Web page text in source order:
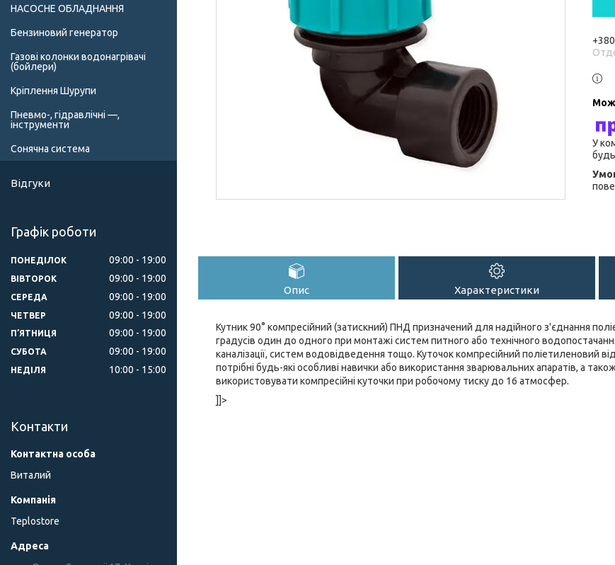
У
Опис Характеристики
Кутник 90° компресійний (затискний) ПНД призначений для надійного з'єднання
градусів один до одного при монтажі систем питного або технічного
каналізації, систем водовідведення тощо. Куточок компресійний поліетиленовий
потрібні будь-які особливі навички або використання зварювальних апаратів, а
використовувати компресійні куточки при робочому тиску до 16 атмосфер.
]]>
НАСОСНЕ ОБЛАДНАННЯ
Бензиновий генератор
Газові колонки водонагрівачі
(бойлери)
Кріплення Шурупи
Пневмо-, гідравлічні —,
інструменти
Сонячна система
Відгуки
Графік роботи
ПОНЕДІЛОК 09:00 19:00
ВІВТОРОК 09:00 19:00
СЕРЕДА 09:00 19:00
ЧЕТВЕР 09:00 19:00
ПʼЯТНИЦЯ 09:00 19:00
СУБОТА 09:00 19:00
НЕДІЛЯ 10:00 15:00
Контакти
Виталий
Teplostore